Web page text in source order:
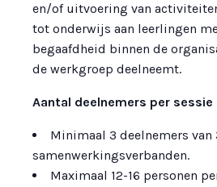
en/of uitvoering van
tot onderwijs aan leerlingen
begaafdheid binnen de
de werkgroep deelneemt.
Aantal deelnemers per sessie
Minimaal 3 deelnemers
samenwerkingsverbanden.
Maximaal 12-16 personen